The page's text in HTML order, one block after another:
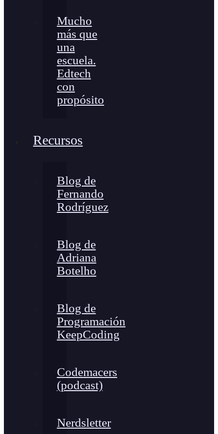
Mucho
más que
una
escuela.
Edtech
con
propósito
Recursos
Blog de
Fernando
Rodríguez
Blog de
Adriana
Botelho
Blog de
Programación
KeepCoding
Codemacers
(podcast)
Nerdsletter